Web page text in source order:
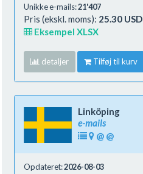
Unikke e-mails:21'407
Pris (ekskl. moms): 25.30 USD
Eksempel XLSX
detaljer Tilføj til kurv
Linköping
e-mails
@ @
Opdateret:2026-08-03